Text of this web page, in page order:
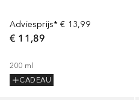
Adviesprijs* € 13,99
€ 11,89
200 ml
CADEAU